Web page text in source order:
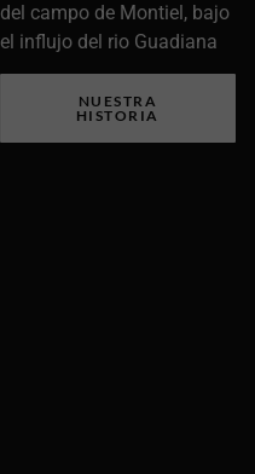
del campo de Montiel, bajo
el influjo del rio Guadiana
NUESTRA
HISTORIA